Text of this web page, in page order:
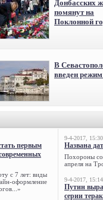
Донбасских
помянут на
Поклонной
В
введен
первым
с 7 лет: виды
оформление
9-4-2017, 15:30
Названа
Похороны
апреля на
9-4-2017, 15:14
Путин
серии